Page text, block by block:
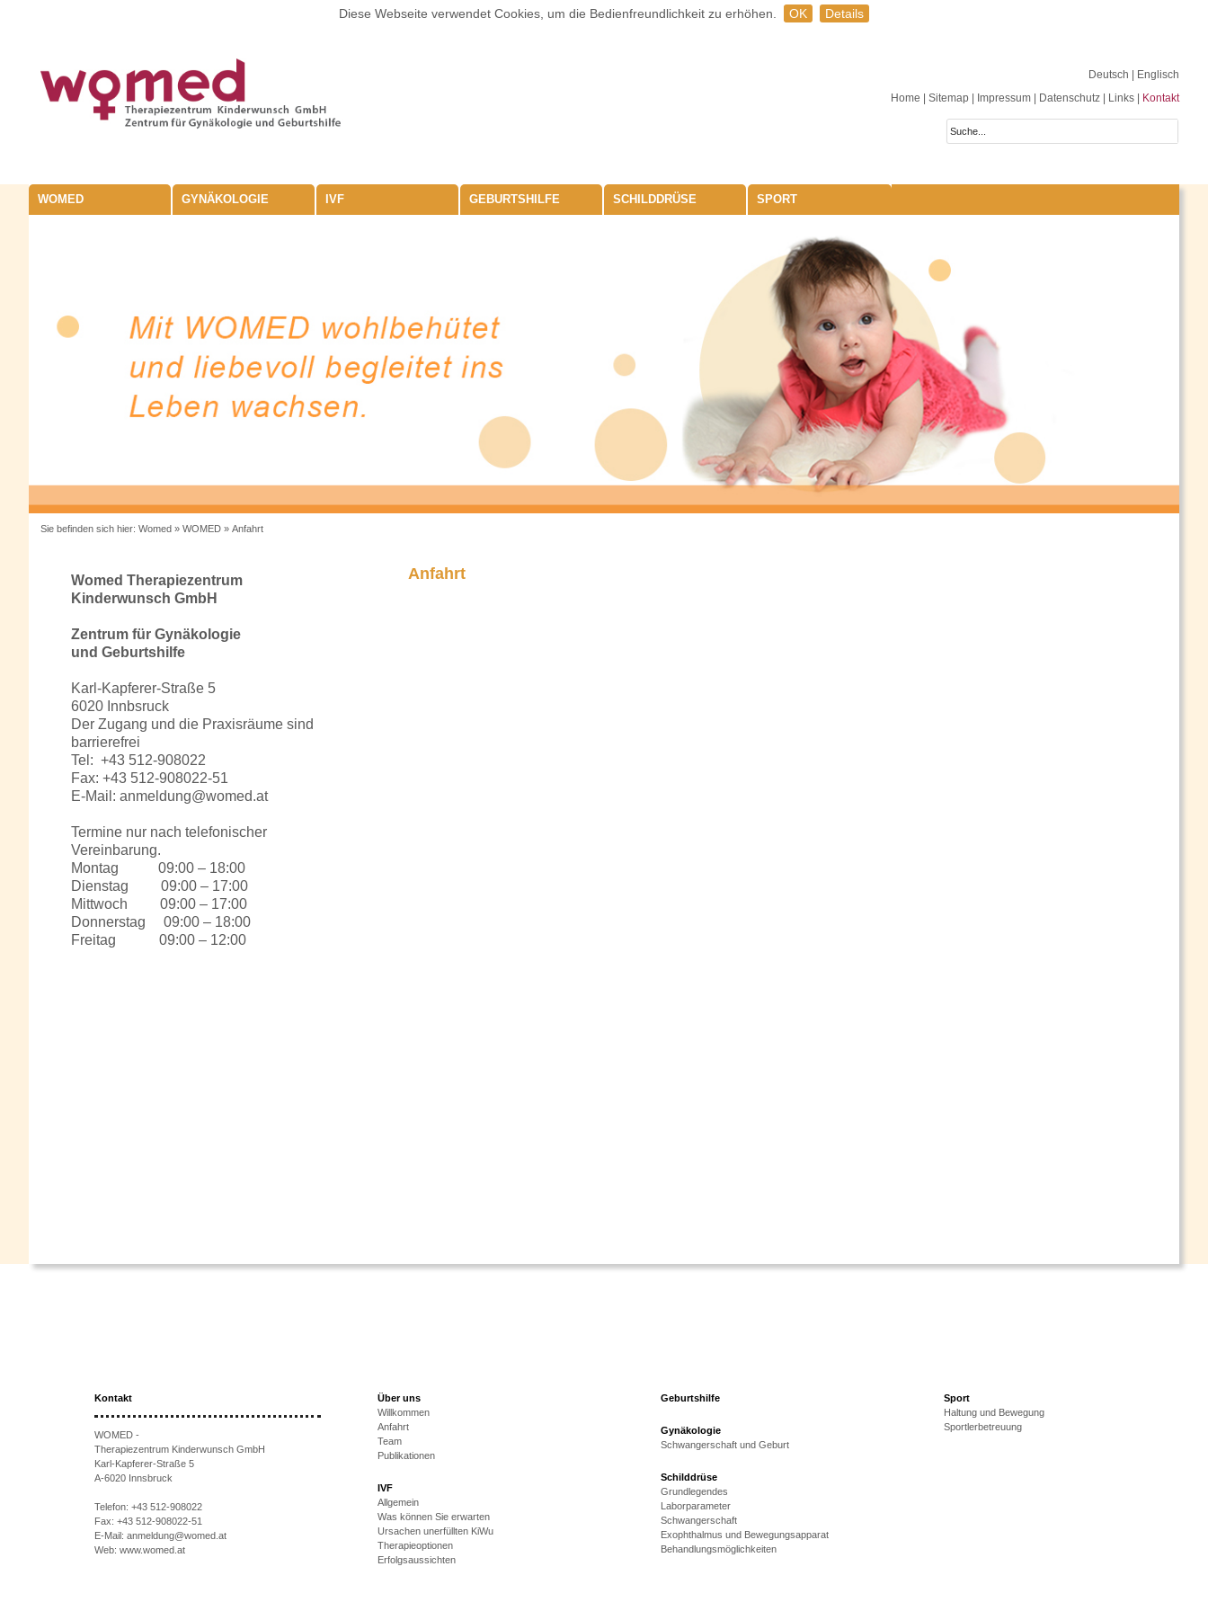
Diese Webseite verwendet Cookies, um die Bedienfreundlichkeit zu erhöhen. OK Details
Deutsch
| Englisch
Home
Sitemap Impressum Datenschutz Links Kontakt
WOMED GYNÄKOLOGIE IVF GEBURTSHILFE SCHILDDRÜSE SPORT
Sie befinden sich hier: Womed» WOMED» Anfahrt
Anfahrt
Womed Therapiezentrum
Kinderwunsch GmbH
Zentrum für Gynäkologie
und Geburtshilfe
Karl-Kapferer-Straße 5
6020 Innbsruck
Der Zugang und die Praxisräume sind
barrierefrei
Tel: +43 512-908022
Fax: +43 512-908022-51
E-Mail:anmeldung@womed.at
Termine nur nach telefonischer
Vereinbarung.
Montag 09:00 – 18:00
Dienstag 09:00 – 17:00
Mittwoch 09:00 – 17:00
Donnerstag 09:00 – 18:00
Freitag 09:00 – 12:00
Kontakt
WOMED -
Therapiezentrum Kinderwunsch GmbH
Karl-Kapferer-Straße 5
A-6020 Innsbruck
Telefon: +43 512-908022
Fax: +43 512-908022-51
E-Mail: anmeldung@womed.at
Web: www.womed.at
Über uns
Willkommen
Anfahrt
Team
Publikationen
IVF
Allgemein
Was können Sie erwarten
Ursachen unerfüllten KiWu
Therapieoptionen
Erfolgsaussichten
Geburtshilfe
Gynäkologie
Schwangerschaft und Geburt
Schilddrüse
Grundlegendes
Laborparameter
Schwangerschaft
Exophthalmus und Bewegungsapparat
Behandlungsmöglichkeiten
Sport
Haltung und Bewegung
Sportlerbetreuung